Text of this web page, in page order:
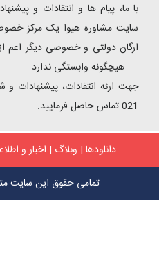
با ما، پیام ها و انتقادات و
سایت مشاوره هیوا یک مرکز
ارگان دولتی و خصوصی دیگر اعم از
.... هیچگونه وابستگی ندارد.
دانلودها|وبلاگ|اخبار و اطلاعیه
تمامی حقوق این سایت